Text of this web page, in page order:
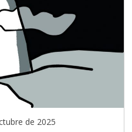
de 2025